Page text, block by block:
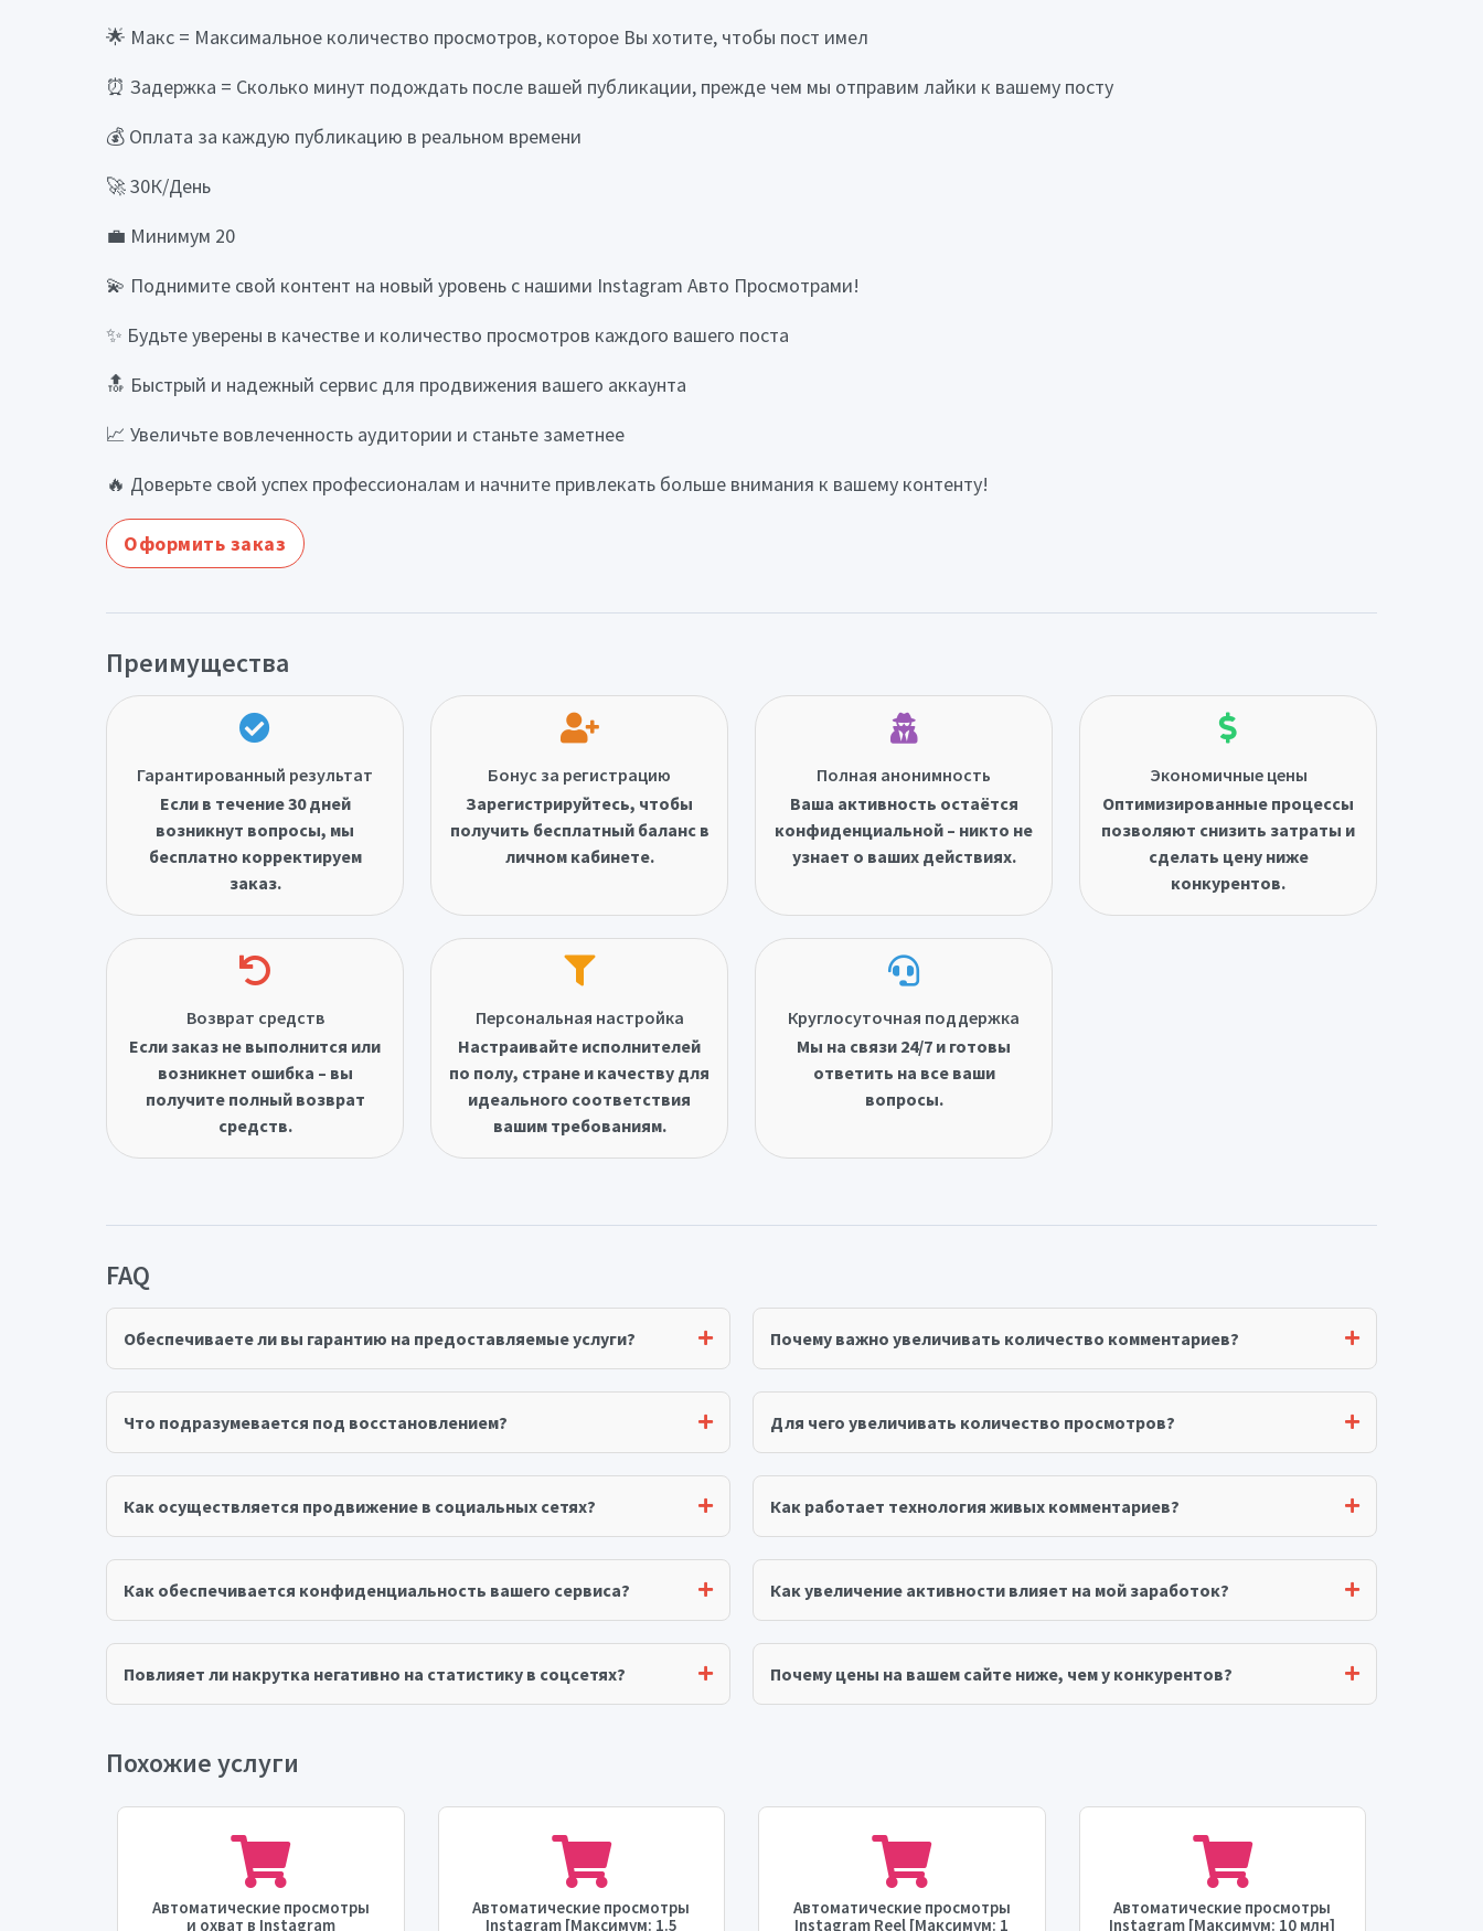
🌟 Макс = Максимальное количество просмотров, которое Вы хотите, чтобы пост имел
⏰ Задержка = Сколько минут подождать после вашей публикации, прежде чем мы отправим лайки к вашему посту
💰 Оплата за каждую публикацию в реальном времени
🚀 30К/День
💼 Минимум 20
💫 Поднимите свой контент на новый уровень с нашими Instagram Авто Просмотрами!
✨ Будьте уверены в качестве и количество просмотров каждого вашего поста
🔝 Быстрый и надежный сервис для продвижения вашего аккаунта
📈 Увеличьте вовлеченность аудитории и станьте заметнее
🔥 Доверьте свой успех профессионалам и начните привлекать больше внимания к вашему контенту!
Оформить заказ
Преимущества
Гарантированный результат
Если в течение 30 дней
возникнут вопросы, мы
бесплатно корректируем
заказ.
Бонус за регистрацию
Зарегистрируйтесь, чтобы
получить бесплатный баланс в
личном кабинете.
Полная анонимность
Ваша активность остаётся
конфиденциальной – никто не
узнает о ваших действиях.
Экономичные цены
Оптимизированные процессы
позволяют снизить затраты и
сделать цену ниже
конкурентов.
Возврат средств
Если заказ не выполнится или
возникнет ошибка – вы
получите полный возврат
средств.
Персональная настройка
Настраивайте исполнителей
по полу, стране и качеству для
идеального соответствия
вашим требованиям.
Круглосуточная поддержка
Мы на связи 24/7 и готовы
ответить на все ваши
вопросы.
FAQ
Обеспечиваете ли вы гарантию на предоставляемые услуги? Почему важно увеличивать количество комментариев?
Что подразумевается под восстановлением? Для чего увеличивать количество просмотров?
Как осуществляется продвижение в социальных сетях? Как работает технология живых комментариев?
Как обеспечивается конфиденциальность вашего сервиса? Как увеличение активности влияет на мой заработок?
Повлияет ли накрутка негативно на статистику в соцсетях? Почему цены на вашем сайте ниже, чем у конкурентов?
Похожие услуги
Автоматические просмотры
и охват в Instagram
Автоматические просмотры
Instagram [Максимум: 1.5
Автоматические просмотры
Instagram Reel [Максимум: 1
Автоматические просмотры
Instagram [Максимум: 10 млн]